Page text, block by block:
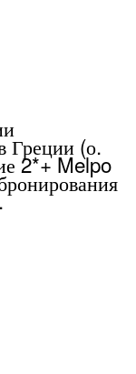
Греции (о.
2*+ Melpo